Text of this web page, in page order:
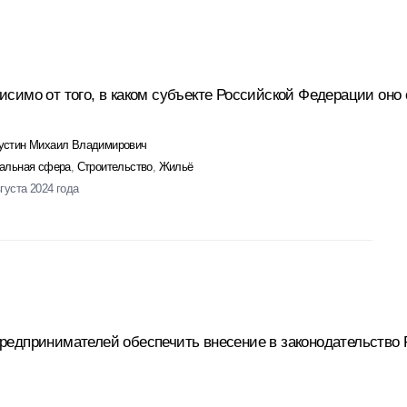
от того, в каком субъекте Российской Федерации оно
Михаил Владимирович
сфера, Строительство, Жильё
2024 года
обеспечить внесение в